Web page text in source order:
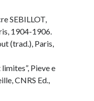
SEBILLOT,
1904-1906.
(trad.), Paris,
Pieve e
CNRS Ed.,